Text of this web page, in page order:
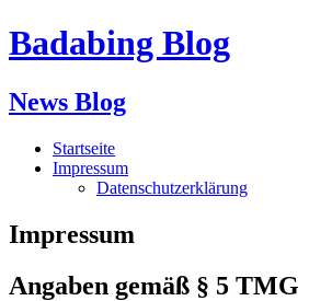
Badabing Blog
News Blog
Startseite
Impressum
Datenschutzerklärung
Impressum
Angaben gemäß § 5 TMG